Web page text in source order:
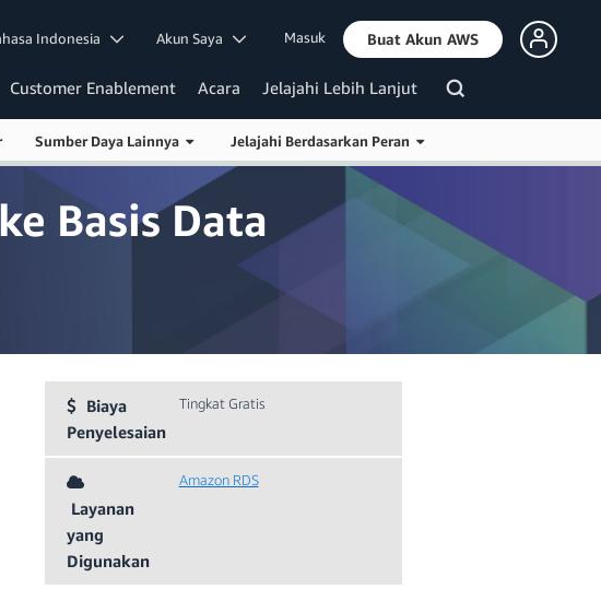
Indonesia Akun Saya Masuk Buat Akun AWS
Customer Enablement Acara Jelajahi Lebih Lanjut
Sumber Daya Lainnya Jelajahi Berdasarkan Peran
Basis Data
Biaya
Penyelesaian
Tingkat Gratis
Layanan
yang
Digunakan
Amazon RDS